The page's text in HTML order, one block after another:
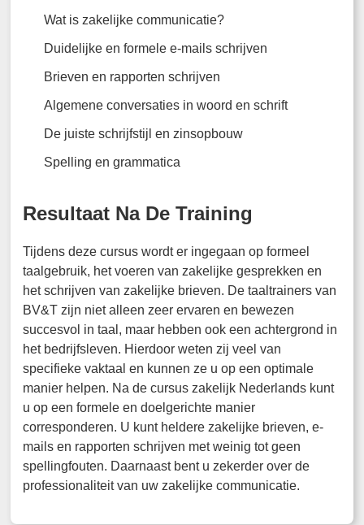
Wat is zakelijke communicatie?
Duidelijke en formele e-mails schrijven
Brieven en rapporten schrijven
Algemene conversaties in woord en schrift
De juiste schrijfstijl en zinsopbouw
Spelling en grammatica
Resultaat Na De Training
Tijdens deze cursus wordt er ingegaan op formeel
taalgebruik, het voeren van zakelijke gesprekken en
het schrijven van zakelijke brieven. De taaltrainers van
BV&T zijn niet alleen zeer ervaren en bewezen
succesvol in taal, maar hebben ook een achtergrond in
het bedrijfsleven. Hierdoor weten zij veel van
specifieke vaktaal en kunnen ze u op een optimale
manier helpen. Na de cursus zakelijk Nederlands kunt
u op een formele en doelgerichte manier
corresponderen. U kunt heldere zakelijke brieven, e-
mails en rapporten schrijven met weinig tot geen
spellingfouten. Daarnaast bent u zekerder over de
professionaliteit van uw zakelijke communicatie.